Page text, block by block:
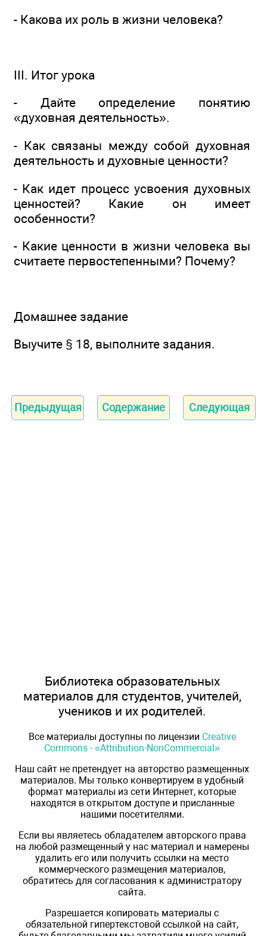
- Какова их роль в жизни человека?
III. Итог урока
- Дайте определение понятию
«духовная деятельность».
- Как связаны между собой духовная
деятельность и духовные ценности?
- Как идет процесс усвоения духовных
ценностей? Какие он имеет
особенности?
- Какие ценности в жизни человека вы
считаете первостепенными? Почему?
Домашнее задание
Выучите § 18, выполните задания.
Предыдущая Содержание Следующая
Библиотека образовательных
материалов для студентов, учителей,
учеников и их родителей.
Все материалы доступны по лицензии Creative
Commons - «Attribution-NonCommercial»
Наш сайт не претендует на авторство размещенных
материалов. Мы только конвертируем в удобный
формат материалы из сети Интернет, которые
находятся в открытом доступе и присланные
нашими посетителями.
Если вы являетесь обладателем авторского права
на любой размещенный у нас материал и намерены
удалить его или получить ссылки на место
коммерческого размещения материалов,
обратитесь для согласования к администратору
сайта.
Разрешается копировать материалы с
обязательной гипертекстовой ссылкой на сайт,